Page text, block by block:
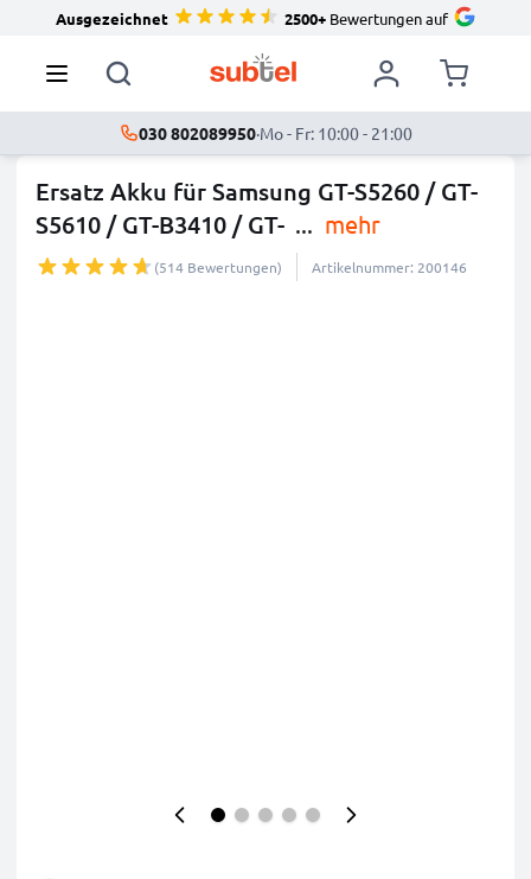
Ausgezeichnet 2500+Bewertungen auf
030 802089950·Mo - Fr: 10:00 - 21:00
Ersatz Akku für Samsung GT-S5260 / GT-
S5610 / GT-B3410 / GT- ... mehr
(514 Bewertungen) Artikelnummer: 200146